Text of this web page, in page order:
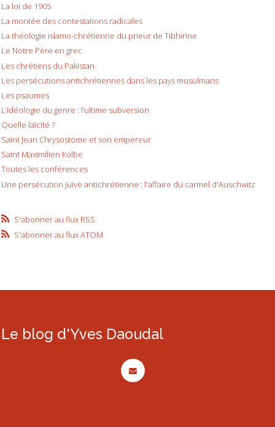
La loi de 1905
La montée des contestations radicales
La théologie islamo-chrétienne du prieur de Tibhirine
Le Notre Père en grec
Les chrétiens du Pakistan
Les persécutions antichrétiennes dans les pays musulmans
Les psaumes
L’idéologie du genre : l’ultime subversion
Quelle laïcité ?
Saint Jean Chrysostome et son empereur
Saint Maximilien Kolbe
Toutes les conférences
Une persécution juive antichrétienne : l'affaire du carmel d'Auschwitz
S'abonner au flux RSS
S'abonner au flux ATOM
Le blog d'Yves Daoudal